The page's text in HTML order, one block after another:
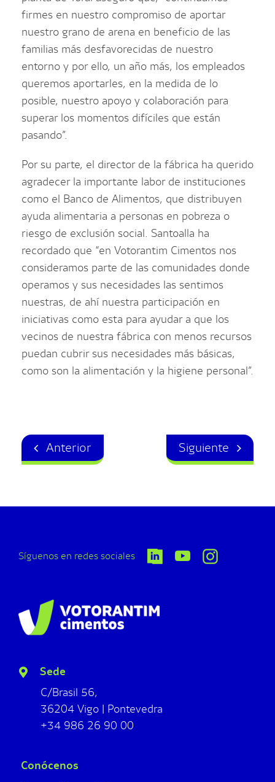
firmes en nuestro compromiso de aportar
nuestro grano de arena en beneficio de las
familias más desfavorecidas de nuestro
entorno y por ello, un año más, los empleados
queremos aportarles, en la medida de lo
posible, nuestro apoyo y colaboración para
superar los momentos difíciles que están
pasando”.
Por su parte, el director de la fábrica ha querido
agradecer la importante labor de instituciones
como el Banco de Alimentos, que distribuyen
ayuda alimentaria a personas en pobreza o
riesgo de exclusión social. Santoalla ha
recordado que “en Votorantim Cimentos nos
consideramos parte de las comunidades donde
operamos y sus necesidades las sentimos
nuestras, de ahí nuestra participación en
iniciativas como esta para ayudar a que los
vecinos de nuestra fábrica con menos recursos
puedan cubrir sus necesidades más básicas,
como son la alimentación y la higiene personal”.
Anterior Siguiente
Síguenos en redes sociales
Sede
C/Brasil 56,
36204 Vigo | Pontevedra
+34 986 26 90 00
Conócenos